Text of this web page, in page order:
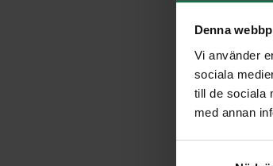
Denna
Vi använder
sociala
till de sociala
med annan